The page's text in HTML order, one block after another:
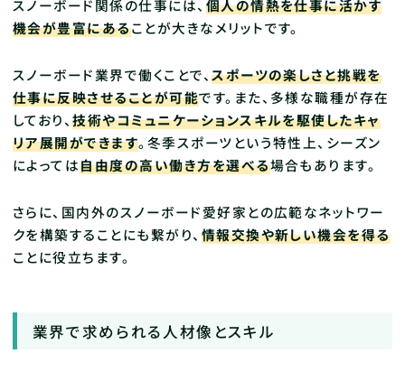
スノーボード関係の仕事には、 個人の情熱を仕事に活かす
機会が豊富にあることが大きなメリットです。
スノーボード業界で働くことで、スポーツの楽しさと挑戦を
仕事に反映させることが可能です。また、多様な職種が存在
しており、技術やコミュニケーションスキルを駆使したキャ
リア展開ができます。冬季スポーツという特性上、シーズン
によっては自由度の高い働き方を選べる場合もあります。
さらに、国内外のスノーボード愛好家との広範なネットワー
クを構築することにも繋がり、 情報交換や新しい機会を得る
ことに役立ちます。
業界で求められる人材像とスキル